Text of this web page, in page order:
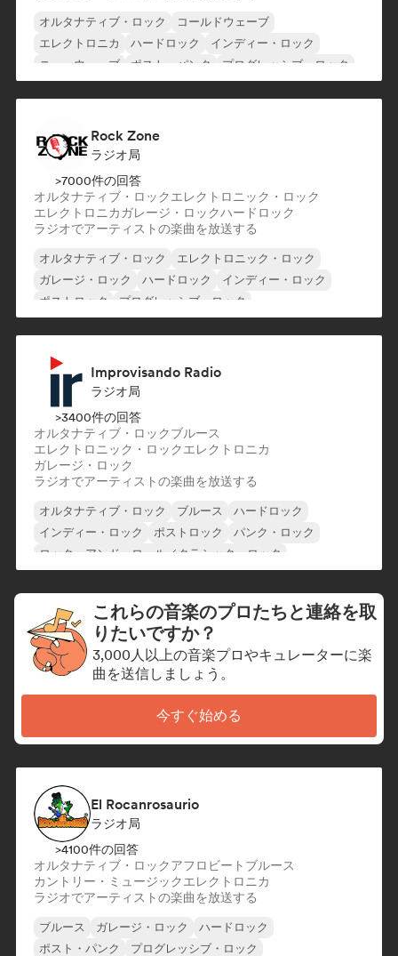
オルタナティブ・ロック
コールドウェーブ
エレクトロニカ
ハードロック
インディー・ロック
ニューウェーブ
ポスト・パンク プログレッシブ・ロック
Rock Zone
ラジオ局
>7000件の回答
オルタナティブ・ロックエレクトロニック・ロック
エレクトロニカガレージ・ロックハードロック
ラジオでアーティストの楽曲を放送する
オルタナティブ・ロック
エレクトロニック・ロック
ガレージ・ロック
ハードロック
インディー・ロック
ポストロック
プログレッシブ・ロック
Improvisando Radio
ラジオ局
>3400件の回答
オルタナティブ・ロックブルース
エレクトロニック・ロックエレクトロニカ
ガレージ・ロック
ラジオでアーティストの楽曲を放送する
オルタナティブ・ロック ブルース
ハードロック
インディー・ロック
ポストロック
パンク・ロック
ロック・アンド・ロール／クラシック・ロック
これらの音楽のプロたちと連絡を取
りたいですか？
3,000人以上の音楽プロやキュレーターに楽
曲を送信しましょう。
今すぐ始める
El Rocanrosaurio
ラジオ局
>4100件の回答
オルタナティブ・ロックアフロビート ブルース
カントリー・ミュージックエレクトロニカ
ラジオでアーティストの楽曲を放送する
ブルース ガレージ・ロック
ハードロック
ポスト・パンク
プログレッシブ・ロック